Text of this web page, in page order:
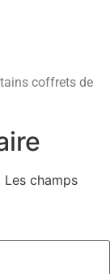
coffrets de
Les champs